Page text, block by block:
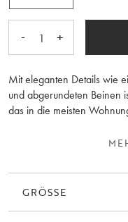
- 1 +
Mit eleganten Details wie
und abgerundeten Beinen
das in die meisten
enthält. Der Tisch ist
braun geölter Eiche
aus Esstischen.
GRÖSSE